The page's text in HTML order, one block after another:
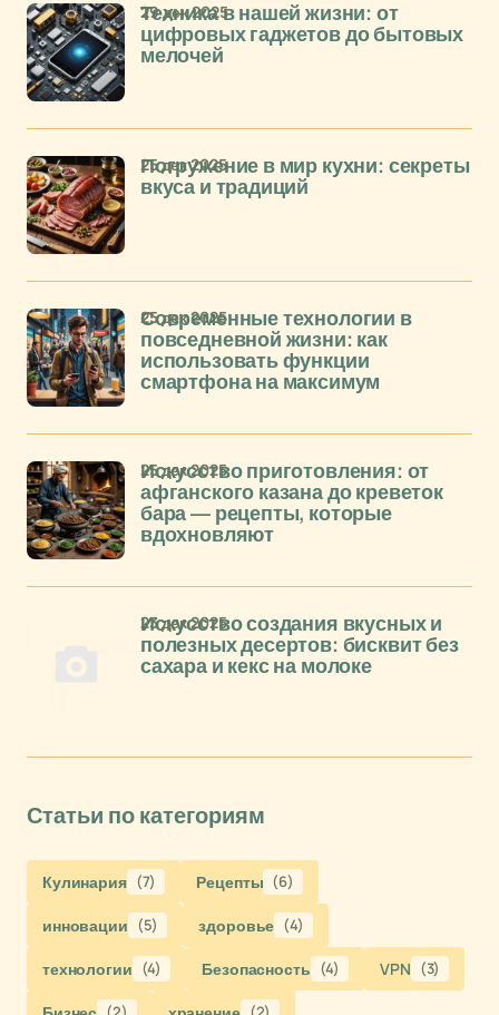
Техника в нашей жизни: от
цифровых гаджетов до бытовых
мелочей
29 дек 2025
Погружение в мир кухни: секреты
вкуса и традиций
25 дек 2025
Современные технологии в
повседневной жизни: как
использовать функции
смартфона на максимум
25 дек 2025
Искусство приготовления: от
афганского казана до креветок
бара — рецепты, которые
вдохновляют
25 дек 2025
Искусство создания вкусных и
полезных десертов: бисквит без
сахара и кекс на молоке
23 дек 2025
Статьи по категориям
Кулинария (7) Рецепты (6)
инновации (5) здоровье (4)
технологии (4) Безопасность (4) VPN (3)